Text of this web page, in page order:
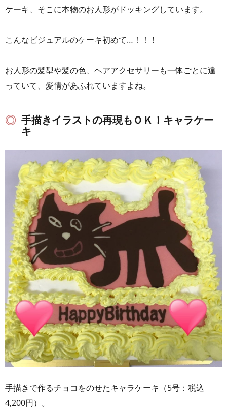
ケーキ、そこに本物のお人形がドッキングしています。
こんなビジュアルのケーキ初めて…！！！
お人形の髪型や髪の色、ヘアアクセサリーも一体ごとに違
っていて、愛情があふれていますよね。
手描きイラストの再現もＯＫ！キャラケー
キ
手描きで作るチョコをのせたキャラケーキ（5号：税込
4,200円）。